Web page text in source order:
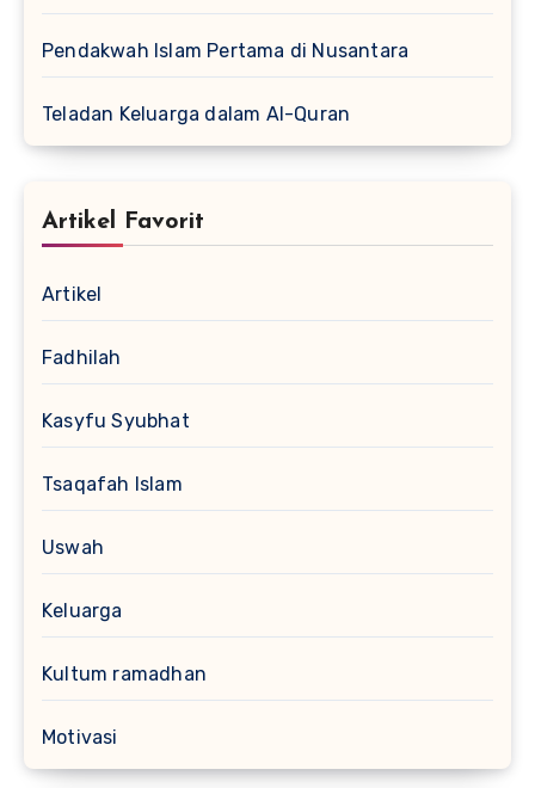
Pendakwah Islam Pertama di Nusantara
Teladan Keluarga dalam Al-Quran
Artikel Favorit
Artikel
Fadhilah
Kasyfu Syubhat
Tsaqafah Islam
Uswah
Keluarga
Kultum ramadhan
Motivasi